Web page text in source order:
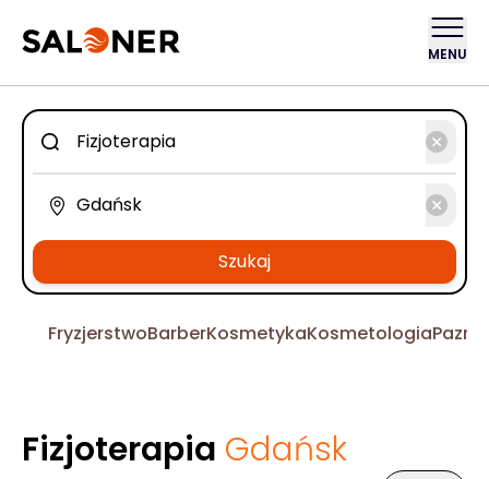
MENU
Szukaj
FryzjerstwoBarberKosmetykaKosmetologia
Fizjoterapia Gdańsk